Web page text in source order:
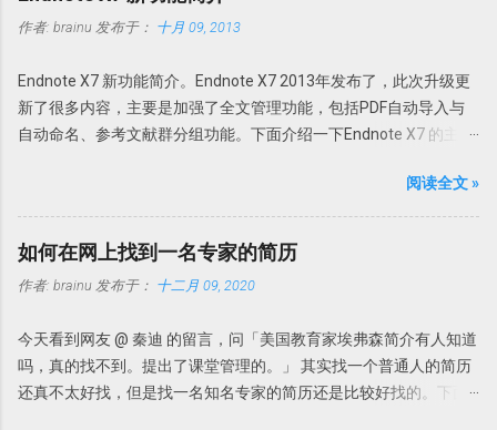
本、为 PDF 文档添加水印、直接扫描到 PDF 等全能操作。 本版特点
1. 绿色便携，无需安装，解压即可使用； 中文界面； 特别版，可选
用方法 PDFX_Vwr_Port 压缩文件中为主程序，解压到一个目录中。
建议不要直接解压到根目录或者解压到当前文件夹，建议解压到一
个特定文件夹，如 PDFXCview。此时是免费版，有一定广告，功能
文件中为 OCR 识别文件，解压到 PDF-XChange Viewer 的目录文件
即可使用文字识别。
Howsci.com_PDFXChange_Viewer_PRO_Crack 压缩文件中是破解
论据，根据自己操作系统的不同，复制 X86 或者 X64 文件夹内的文
注：如果是32 位操作系统，复制 X86 里面的文件，如果是 64 位操
作系统，复制 X64 文件夹内的文件。 下载地址
https://howsci.pipipan.com/fs/1583321-237058340 链接:
作者: brainu 发布于： 十月 09, 2013
Endnote X7 新功能简介。Endnote X7 2013年发布了，此次升级更
新了很多内容，主要是加强了全文管理功能，包括PDF自动导入与
自动命名、参考文献群分组功能。下面介绍一下Endnote X7 的主要
File-Import-File或Fold功能导入文献或者目录。此次Endnote X7的
PDF自动导入更省事。可以为Endnote X7指定一个文件夹，只要该
文件夹的新的PDF下载，Endnote X7就可以自动导入，完全不用人
干预。省事吧！连手动导入都省了。 具体设置 进入
Edit→Preferences-PDF Handling，选择Enable automatic
可。 只要今后该文件夹内有新文献存入，Endnote X7 就可以自
动导入新的文献。 但是注意Endnote X7 不能自动导入完整的资料，
有时可以缺少部分内容，如摘要或者页码等等。此时需要手动补
阅读全文 »
如何在网上找到一名专家的简历
作者: brainu 发布于： 十二月 09, 2020
今天看到网友 @ 秦迪 的留言，问「美国教育家埃弗森简介有人知道
吗，真的找不到。提出了课堂管理的。」 其实找一个普通人的简历
还真不太好找，但是找一名知名专家的简历还是比较好找的。下面